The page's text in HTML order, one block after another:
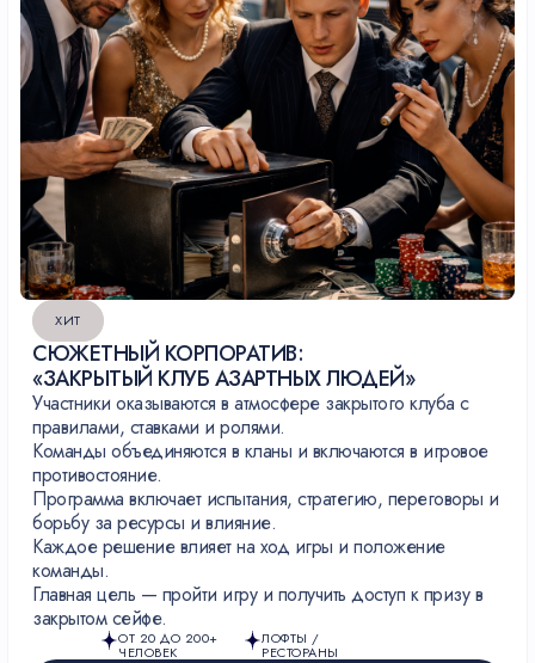
ХИТ
СЮЖЕТНЫЙ КОРПОРАТИВ:
«ЗАКРЫТЫЙ КЛУБ АЗАРТНЫХ ЛЮДЕЙ»
Участники оказываются в атмосфере закрытого клуба с
правилами, ставками и ролями.
Команды объединяются в кланы и включаются в игровое
противостояние.
Программа включает испытания, стратегию, переговоры и
борьбу за ресурсы и влияние.
Каждое решение влияет на ход игры и положение
команды.
Главная цель — пройти игру и получить доступ к призу в
закрытом сейфе.
ОТ 20 ДО 200+
ЧЕЛОВЕК
ЛОФТЫ /
РЕСТОРАНЫ